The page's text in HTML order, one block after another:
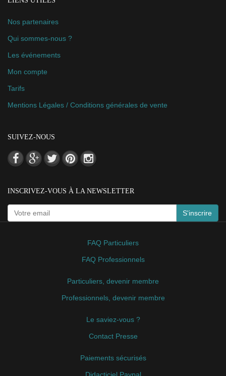
Nos partenaires
Qui sommes-nous ?
Les événements
Mon compte
Tarifs
Mentions Légales / Conditions générales de vente
SUIVEZ-NOUS
INSCRIVEZ-VOUS À LA NEWSLETTER
S'inscrire
FAQ Particuliers
FAQ Professionnels
Particuliers, devenir membre
Professionnels, devenir membre
Le saviez-vous ?
Contact Presse
Paiements sécurisés
Didacticiel Paypal